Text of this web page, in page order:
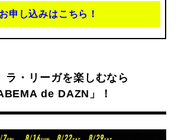
お申し込みはこちら！
ラ・リーガを楽しむなら
de DAZN」！